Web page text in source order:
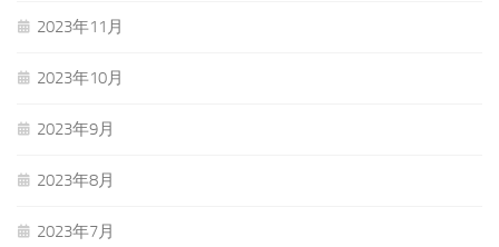
2023年11月
2023年10月
2023年9月
2023年8月
2023年7月